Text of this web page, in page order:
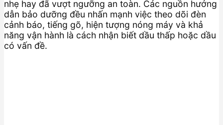
nhẹ hay đã vượt ngưỡng an toàn. Các nguồn hướng
dẫn bảo dưỡng đều nhấn mạnh việc theo dõi đèn
cảnh báo, tiếng gõ, hiện tượng nóng máy và khả
năng vận hành là cách nhận biết dầu thấp hoặc dầu
có vấn đề.